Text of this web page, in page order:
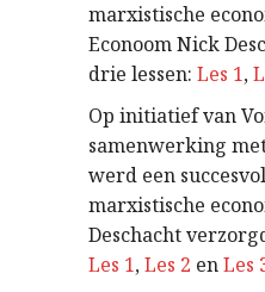
marxistische
Econoom Nick
drie lessen: Les 1,
Op initiatief van
samenwerking
werd een
marxistische
Deschacht
Les 1,Les 2 enLes